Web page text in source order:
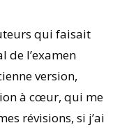
qui faisait
de l’examen
version,
à cœur, qui me
révisions, si j’ai